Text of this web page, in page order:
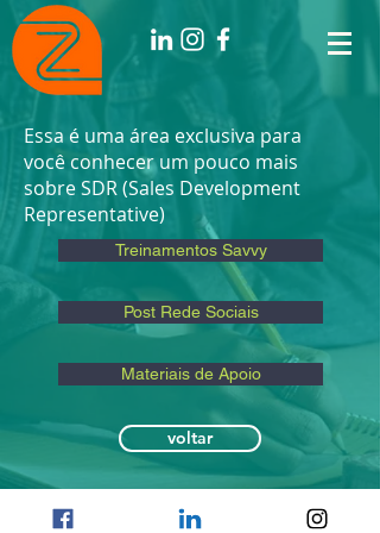
Essa é uma área exclusiva para
você conhecer um pouco mais
sobre SDR (Sales Development
Representative)
Treinamentos Savvy
Post Rede Sociais
Materiais de Apoio
voltar